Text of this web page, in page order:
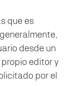
que es
desde un
editor y
por el